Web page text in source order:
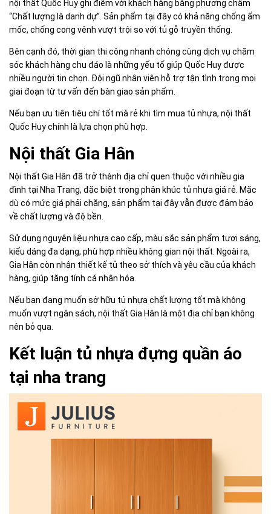
nội thất Quốc Huy ghi điểm với khách hàng bằng phương châm
“Chất lượng là danh dự”. Sản phẩm tại đây có khả năng chống ẩm
mốc, chống cong vênh vượt trội so với tủ gỗ truyền thống.
Bên cạnh đó, thời gian thi công nhanh chóng cùng dịch vụ chăm
sóc khách hàng chu đáo là những yếu tố giúp Quốc Huy được
nhiều người tin chọn. Đội ngũ nhân viên hỗ trợ tận tình trong mọi
giai đoạn từ tư vấn đến bàn giao sản phẩm.
Nếu bạn ưu tiên tiêu chí tốt mà rẻ khi tìm mua tủ nhựa, nội thất
Quốc Huy chính là lựa chọn phù hợp.
Nội thất Gia Hân
Nội thất Gia Hân đã trở thành địa chỉ quen thuộc với nhiều gia
đình tại Nha Trang, đặc biệt trong phân khúc tủ nhựa giá rẻ. Mặc
dù có mức giá phải chăng, sản phẩm tại đây vẫn được đảm bảo
về chất lượng và độ bền.
Sử dụng nguyên liệu nhựa cao cấp, màu sắc sản phẩm tươi sáng,
kiểu dáng đa dạng, phù hợp nhiều không gian nội thất. Ngoài ra,
Gia Hân còn nhận thiết kế tủ theo sở thích và yêu cầu của khách
hàng, giúp tăng tính cá nhân hóa.
Nếu bạn đang muốn sở hữu tủ nhựa chất lượng tốt mà không
muốn vượt ngân sách, nội thất Gia Hân là một địa chỉ bạn không
nên bỏ qua.
Kết luận tủ nhựa đựng quần áo
tại nha trang